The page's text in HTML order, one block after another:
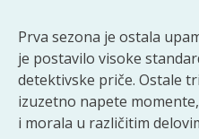
Prva sezona je ostala
je postavilo visoke
detektivske priče. Ostale
izuzetno napete
i morala u različitim